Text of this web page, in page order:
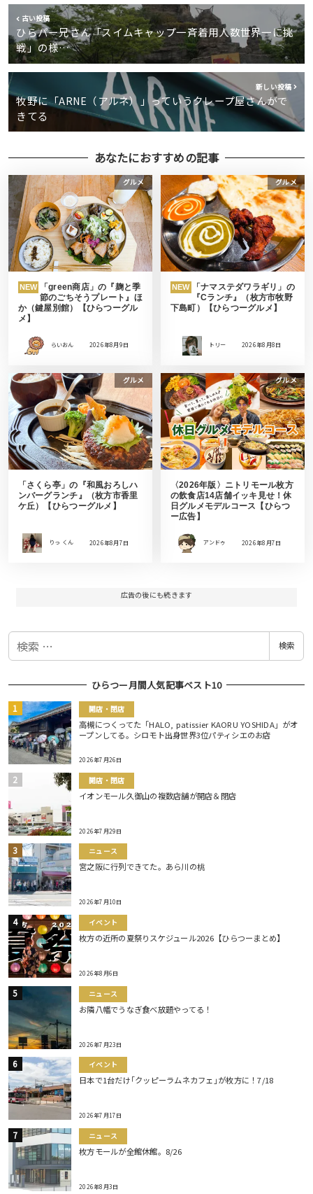
古い投稿
ひらパー兄さん「スイムキャップ一斉着用人数世界一に挑
戦」の様…
新しい投稿
牧野に「ARNE（アルネ）」っていうクレープ屋さんがで
きてる
あなたにおすすめの記事
グルメ
NEW
「green商店」の『麹と季
節のごちそうプレート』ほ
か（鍵屋別館）【ひらつーグル
メ】
らいおん 2026年8月9日
グルメ
NEW
「ナマステダワラギリ」の
『Cランチ』（枚方市牧野
下島町）【ひらつーグルメ】
トリー 2026年8月8日
グルメ
「さくら亭」の『和風おろしハ
ンバーグランチ』（枚方市香里
ケ丘）【ひらつーグルメ】
りっ くん 2026年8月7日
グルメ
〈2026年版〉ニトリモール枚方
の飲食店14店舗イッキ見せ！休
日グルメモデルコース【ひらつ
ー広告】
アンドゥ 2026年8月7日
広告の後にも続きます
検
検索
ひらつー月間人気記事ベスト10
開店・閉店
高槻につくってた「HALO, patissier KAORU YOSHIDA」がオ
ープンしてる。シロモト出身世界3位パティシエのお店
2026年7月26日
開店・閉店
イオンモール久御山の複数店舗が開店＆閉店
2026年7月29日
ニュース
宮之阪に行列できてた。あら川の桃
2026年7月10日
イベント
枚方の近所の夏祭りスケジュール2026【ひらつーまとめ】
2026年8月6日
ニュース
お隣八幡でうなぎ食べ放題やってる！
2026年7月23日
イベント
日本で1台だけ｢クッピーラムネカフェ｣が枚方に！7/18
2026年7月17日
ニュース
枚方モールが全館休館。8/26
2026年8月3日